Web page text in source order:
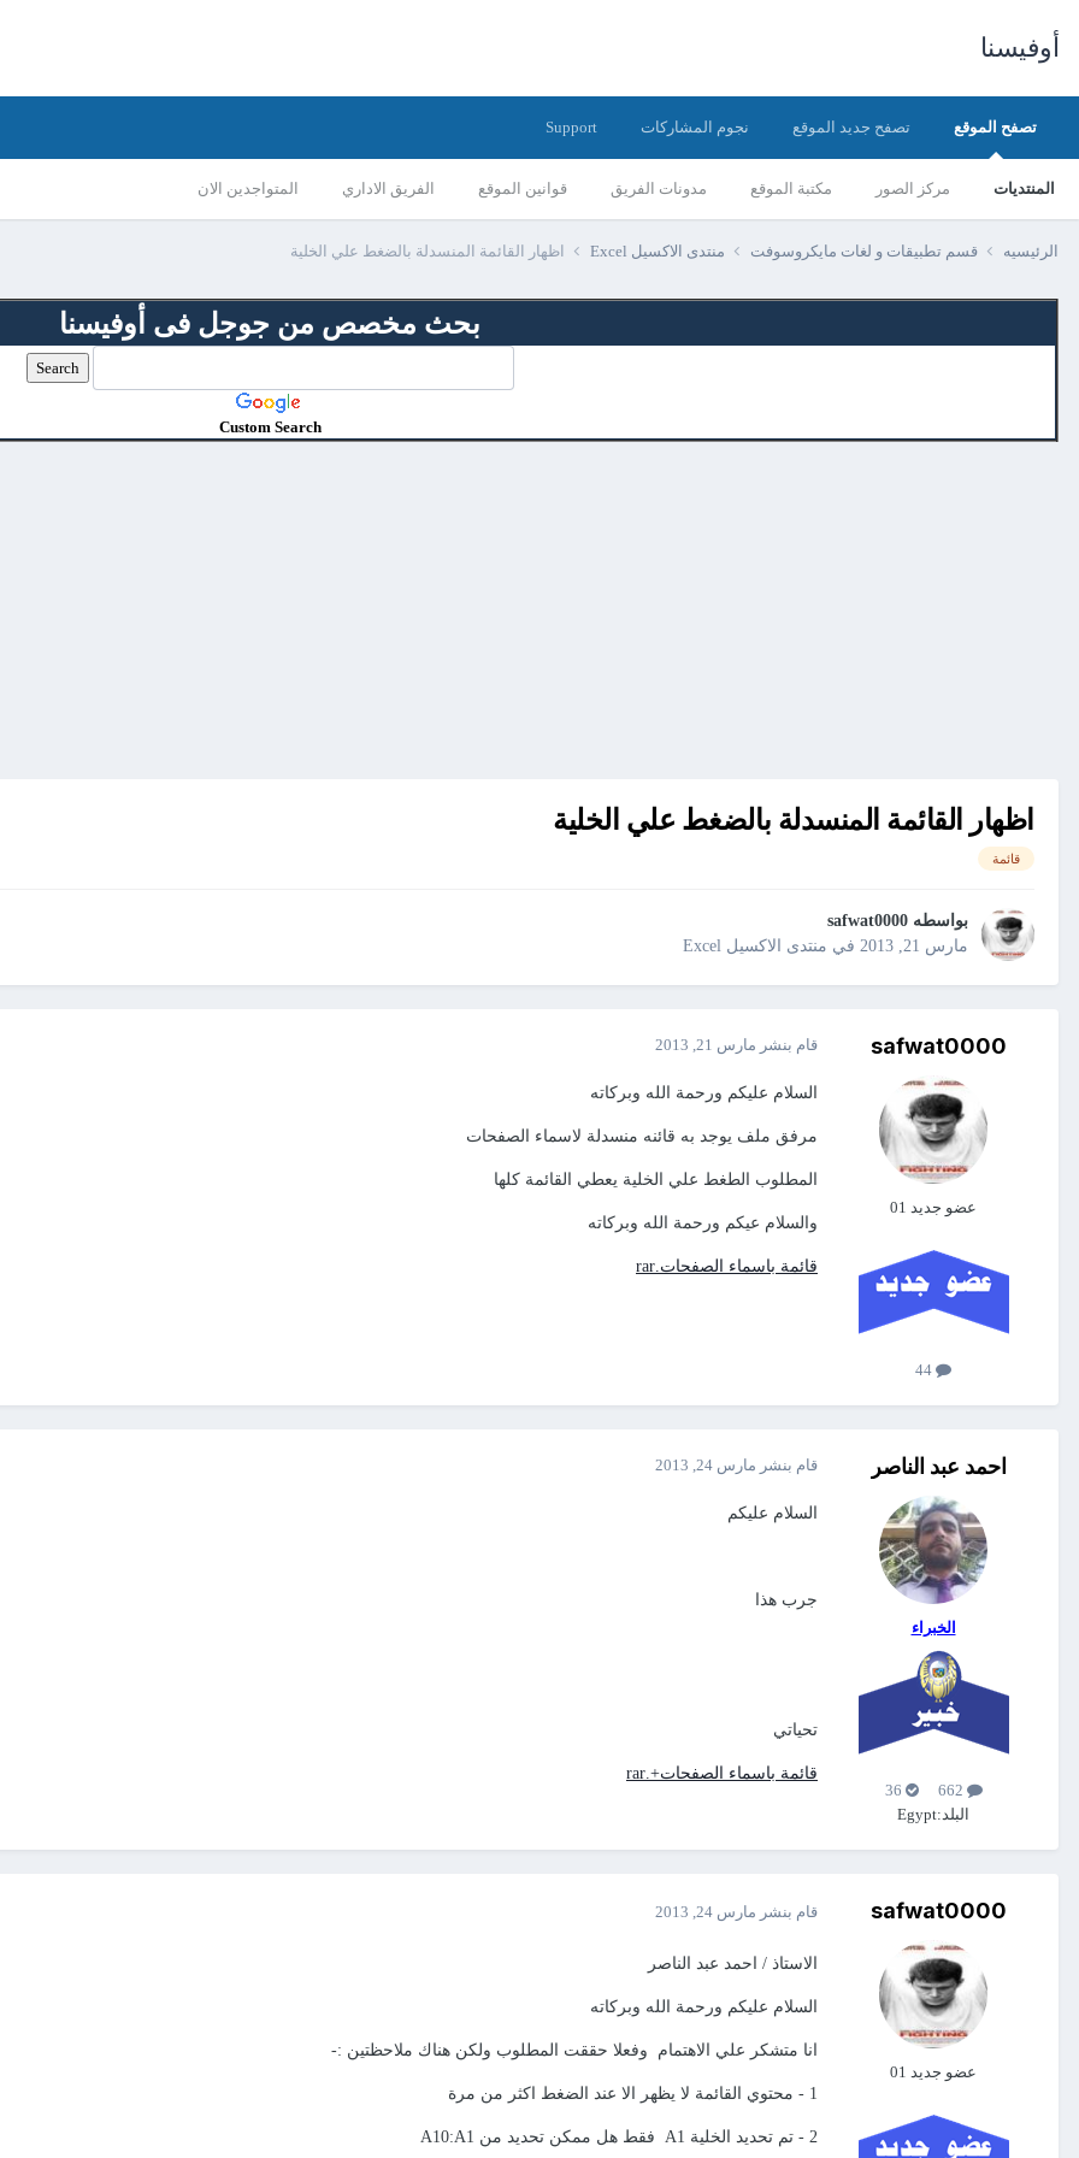
أوفيسنا
تصفح الموقع
المنتديات مركز الصور مكتبة الموقع مدونات الفريق قوانين الموقع الفريق الاداري المتواجدين الان
تصفح جديد الموقع نجوم المشاركات Support
الرئيسيه قسم تطبيقات و لغات مايكروسوفت منتدى الاكسيل Excel اظهار القائمة المنسدلة بالضغط علي الخلية
بحث مخصص من جوجل فى أوفيسنا
Custom Search
اظهار القائمة المنسدلة بالضغط علي الخلية
قائمة
بواسطه safwat0000
مارس 21, 2013
في منتدى الاكسيل Excel
safwat0000
عضو جديد 01
قام بنشر مارس 21, 2013
السلام عليكم ورحمة الله وبركاته
مرفق ملف يوجد به قائنه منسدلة لاسماء الصفحات
المطلوب الطغط علي الخلية يعطي القائمة كلها
والسلام عيكم ورحمة الله وبركاته
قائمة باسماء الصفحات.rar
احمد عبد الناصر
الخبراء
البلد:Egypt
قام بنشر مارس 24, 2013
السلام عليكم
جرب هذا
تحياتي
قائمة باسماء الصفحات+.rar
safwat0000
عضو جديد 01
قام بنشر مارس 24, 2013
الاستاذ / احمد عبد الناصر
السلام عليكم ورحمة الله وبركاته
انا متشكر علي الاهتمام وفعلا حققت المطلوب ولكن هناك ملاحظتين :-
1 - محتوي القائمة لا يظهر الا عند الضغط اكثر من مرة
2 - تم تحديد الخلية A1 فقط هل ممكن تحديد من A10:A1